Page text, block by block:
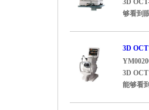
3D
够看到
3D
3D
能够看